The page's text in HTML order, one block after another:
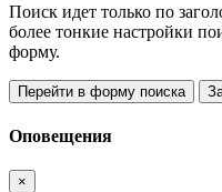
Поиск идет только по
более тонкие настройки
форму.
Перейти в форму поиска
Оповещения
×